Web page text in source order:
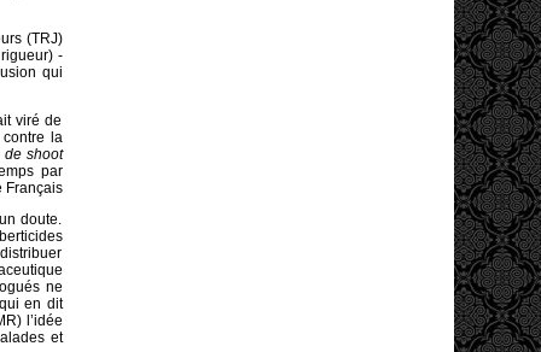
(TRJ)
-
qui
viré de
la
de shoot
par
Français
doute.
ne
en dit
l’idée
et